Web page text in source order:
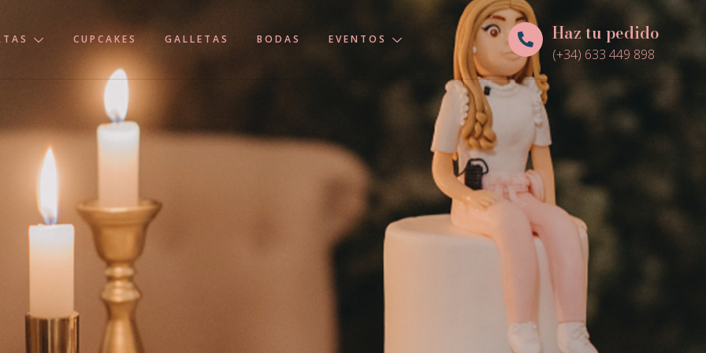
CUPCAKES GALLETAS BODAS EVENTOS Haz tu pedido
(+34) 633 449 898